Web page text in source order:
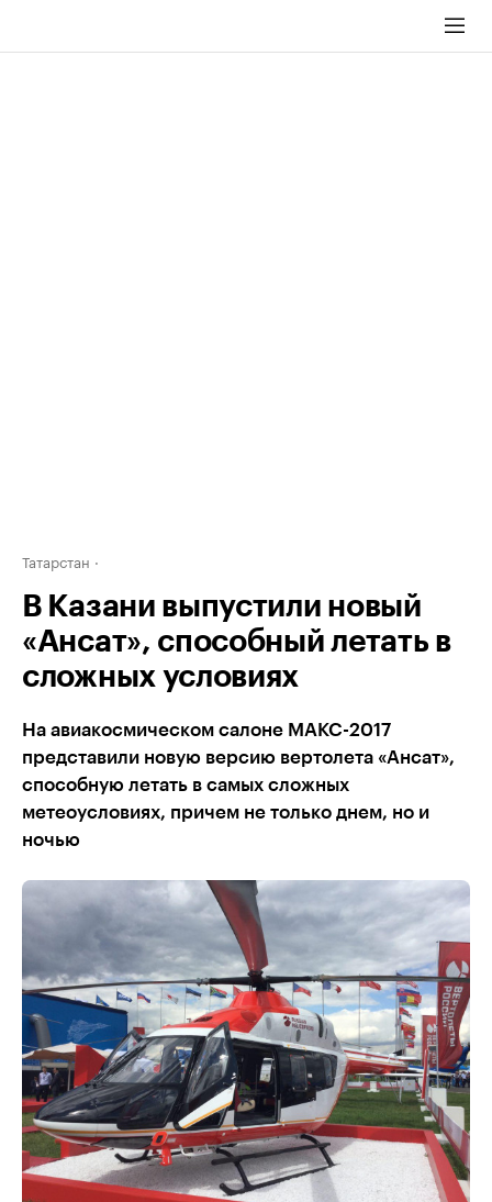
Татарстан
В Казани выпустили новый
«Ансат», способный летать в
сложных условиях
На авиакосмическом салоне МАКС-2017
представили новую версию вертолета «Ансат»,
способную летать в самых сложных
метеоусловиях, причем не только днем, но и
ночью